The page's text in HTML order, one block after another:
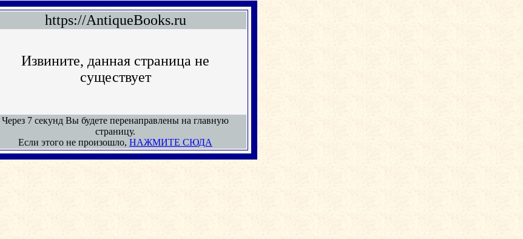
https://AntiqueBooks.ru
Извините, данная страница не
существует
Через 7 секунд Вы будете перенаправлены на главную
страницу.
Если этого не произошло, НАЖМИТЕ СЮДА